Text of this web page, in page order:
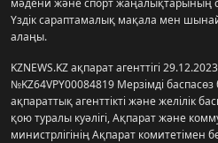
Үздік сараптамалық мақала мен
алаңы.
KZNEWS.KZ ақпарат агенттігі
№KZ64VPY00084819 Мерзімді
ақпараттық агенттікті және желілік
қою туралы куәлігі, Ақпарат және
министрлігінің Ақпарат комитетімен